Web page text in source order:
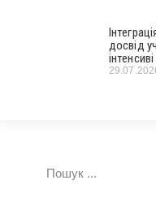
досвід